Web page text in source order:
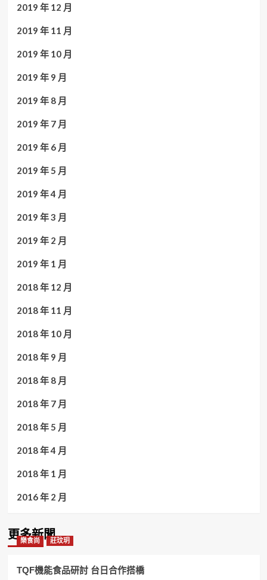
2019 年 12 月
2019 年 11 月
2019 年 10 月
2019 年 9 月
2019 年 8 月
2019 年 7 月
2019 年 6 月
2019 年 5 月
2019 年 4 月
2019 年 3 月
2019 年 2 月
2019 年 1 月
2018 年 12 月
2018 年 11 月
2018 年 10 月
2018 年 9 月
2018 年 8 月
2018 年 7 月
2018 年 5 月
2018 年 4 月
2018 年 1 月
2016 年 2 月
更多新聞
樂食尚 莊玟玥
TQF機能食品研討 台日合作搭橋